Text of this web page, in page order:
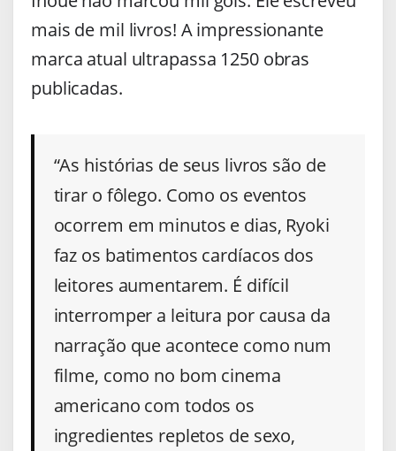
mais de mil livros! A impressionante
marca atual ultrapassa 1250 obras
publicadas.
“As histórias de seus livros são de
tirar o fôlego. Como os eventos
ocorrem em minutos e dias, Ryoki
faz os batimentos cardíacos dos
leitores aumentarem. É difícil
interromper a leitura por causa da
narração que acontece como num
filme, como no bom cinema
americano com todos os
ingredientes repletos de sexo,